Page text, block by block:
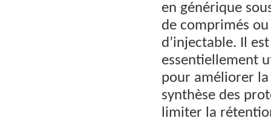
en générique
de comprimés ou
d’injectable. Il est
essentiellement
pour améliorer la
synthèse des
limiter la